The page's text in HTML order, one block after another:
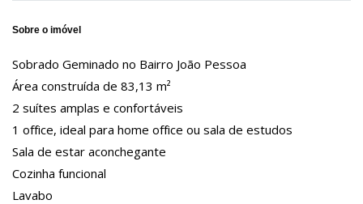
Sobre o imóvel
Sobrado Geminado no Bairro João Pessoa
Área construída de 83,13 m²
2 suítes amplas e confortáveis
1 office, ideal para home office ou sala de estudos
Sala de estar aconchegante
Cozinha funcional
Lavabo